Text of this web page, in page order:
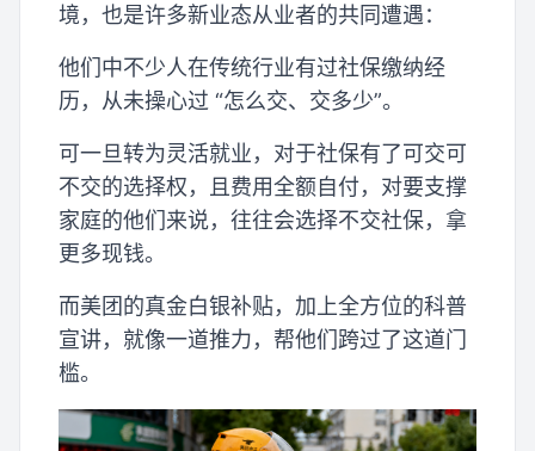
境，也是许多新业态从业者的共同遭遇：
他们中不少人在传统行业有过社保缴纳经
历，从未操心过 “怎么交、交多少”。
可一旦转为灵活就业，对于社保有了可交可
不交的选择权，且费用全额自付，对要支撑
家庭的他们来说，往往会选择不交社保，拿
更多现钱。
而美团的真金白银补贴，加上全方位的科普
宣讲，就像一道推力，帮他们跨过了这道门
槛。